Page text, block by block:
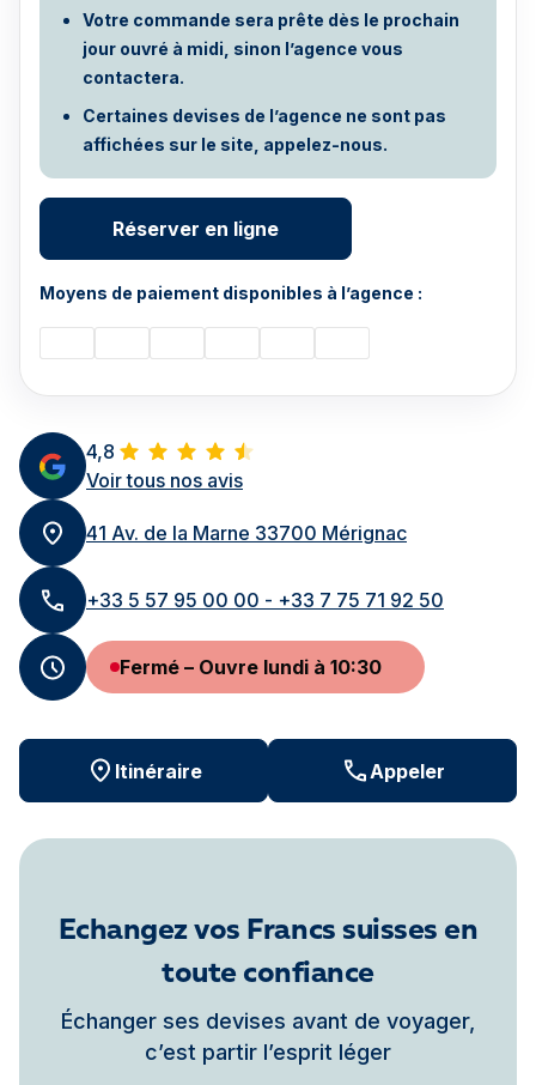
4,8
Voir tous nos avis
41 Av. de la Marne 33700 Mérignac
+33 5 57 95 00 00 - +33 7 75 71 92 50
Fermé – Ouvre lundi à 10:30
Itinéraire Appeler
Votre commande sera prête dès le prochain
jour ouvré à midi, sinon l’agence vous
contactera.
Certaines devises de l’agence ne sont pas
affichées sur le site, appelez-nous.
Réserver en ligne
Moyens de paiement disponibles à l’agence :
Echangez vos Francs suisses en
toute confiance
Échanger ses devises avant de voyager,
c’est partir l’esprit léger